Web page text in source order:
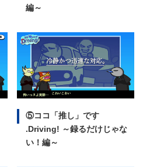
編～
⑤ココ「推し」です
.Driving! ～録るだけじゃな
い！編～